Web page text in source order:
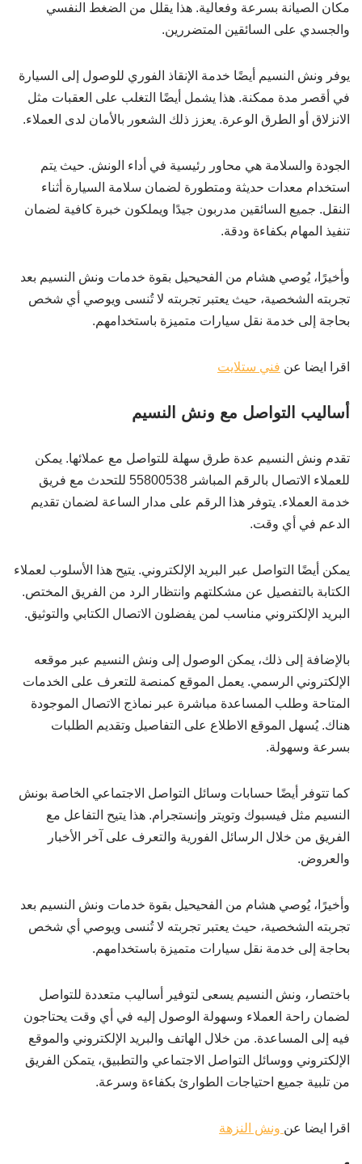
مكان الصيانة بسرعة وفعالية. هذا يقلل من الضغط النفسي
والجسدي على السائقين المتضررين.
يوفر ونش النسيم أيضًا خدمة الإنقاذ الفوري للوصول إلى السيارة
في أقصر مدة ممكنة. هذا يشمل أيضًا التغلب على العقبات مثل
الانزلاق أو الطرق الوعرة. يعزز ذلك الشعور بالأمان لدى العملاء.
الجودة والسلامة هي محاور رئيسية في أداء الونش. حيث يتم
استخدام معدات حديثة ومتطورة لضمان سلامة السيارة أثناء
النقل. جميع السائقين مدربون جيدًا ويملكون خبرة كافية لضمان
تنفيذ المهام بكفاءة ودقة.
وأخيرًا، يُوصي هشام من الفحيحيل بقوة خدمات ونش النسيم بعد
تجربته الشخصية، حيث يعتبر تجربته لا تُنسى ويوصي أي شخص
بحاجة إلى خدمة نقل سيارات متميزة باستخدامهم.
اقرا ايضا عن فني ستلايت
أساليب التواصل مع ونش النسيم
تقدم ونش النسيم عدة طرق سهلة للتواصل مع عملائها. يمكن
للعملاء الاتصال بالرقم المباشر 55800538 للتحدث مع فريق
خدمة العملاء. يتوفر هذا الرقم على مدار الساعة لضمان تقديم
الدعم في أي وقت.
يمكن أيضًا التواصل عبر البريد الإلكتروني. يتيح هذا الأسلوب لعملاء
الكتابة بالتفصيل عن مشكلتهم وانتظار الرد من الفريق المختص.
البريد الإلكتروني مناسب لمن يفضلون الاتصال الكتابي والتوثيق.
بالإضافة إلى ذلك، يمكن الوصول إلى ونش النسيم عبر موقعه
الإلكتروني الرسمي. يعمل الموقع كمنصة للتعرف على الخدمات
المتاحة وطلب المساعدة مباشرة عبر نماذج الاتصال الموجودة
هناك. يُسهل الموقع الاطلاع على التفاصيل وتقديم الطلبات
بسرعة وسهولة.
كما تتوفر أيضًا حسابات وسائل التواصل الاجتماعي الخاصة بونش
النسيم مثل فيسبوك وتويتر وإنستجرام. هذا يتيح التفاعل مع
الفريق من خلال الرسائل الفورية والتعرف على آخر الأخبار
والعروض.
وأخيرًا، يُوصي هشام من الفحيحيل بقوة خدمات ونش النسيم بعد
تجربته الشخصية، حيث يعتبر تجربته لا تُنسى ويوصي أي شخص
بحاجة إلى خدمة نقل سيارات متميزة باستخدامهم.
باختصار، ونش النسيم يسعى لتوفير أساليب متعددة للتواصل
لضمان راحة العملاء وسهولة الوصول إليه في أي وقت يحتاجون
فيه إلى المساعدة. من خلال الهاتف والبريد الإلكتروني والموقع
الإلكتروني ووسائل التواصل الاجتماعي والتطبيق، يتمكن الفريق
من تلبية جميع احتياجات الطوارئ بكفاءة وسرعة.
اقرا ايضا عن ونش النزهة